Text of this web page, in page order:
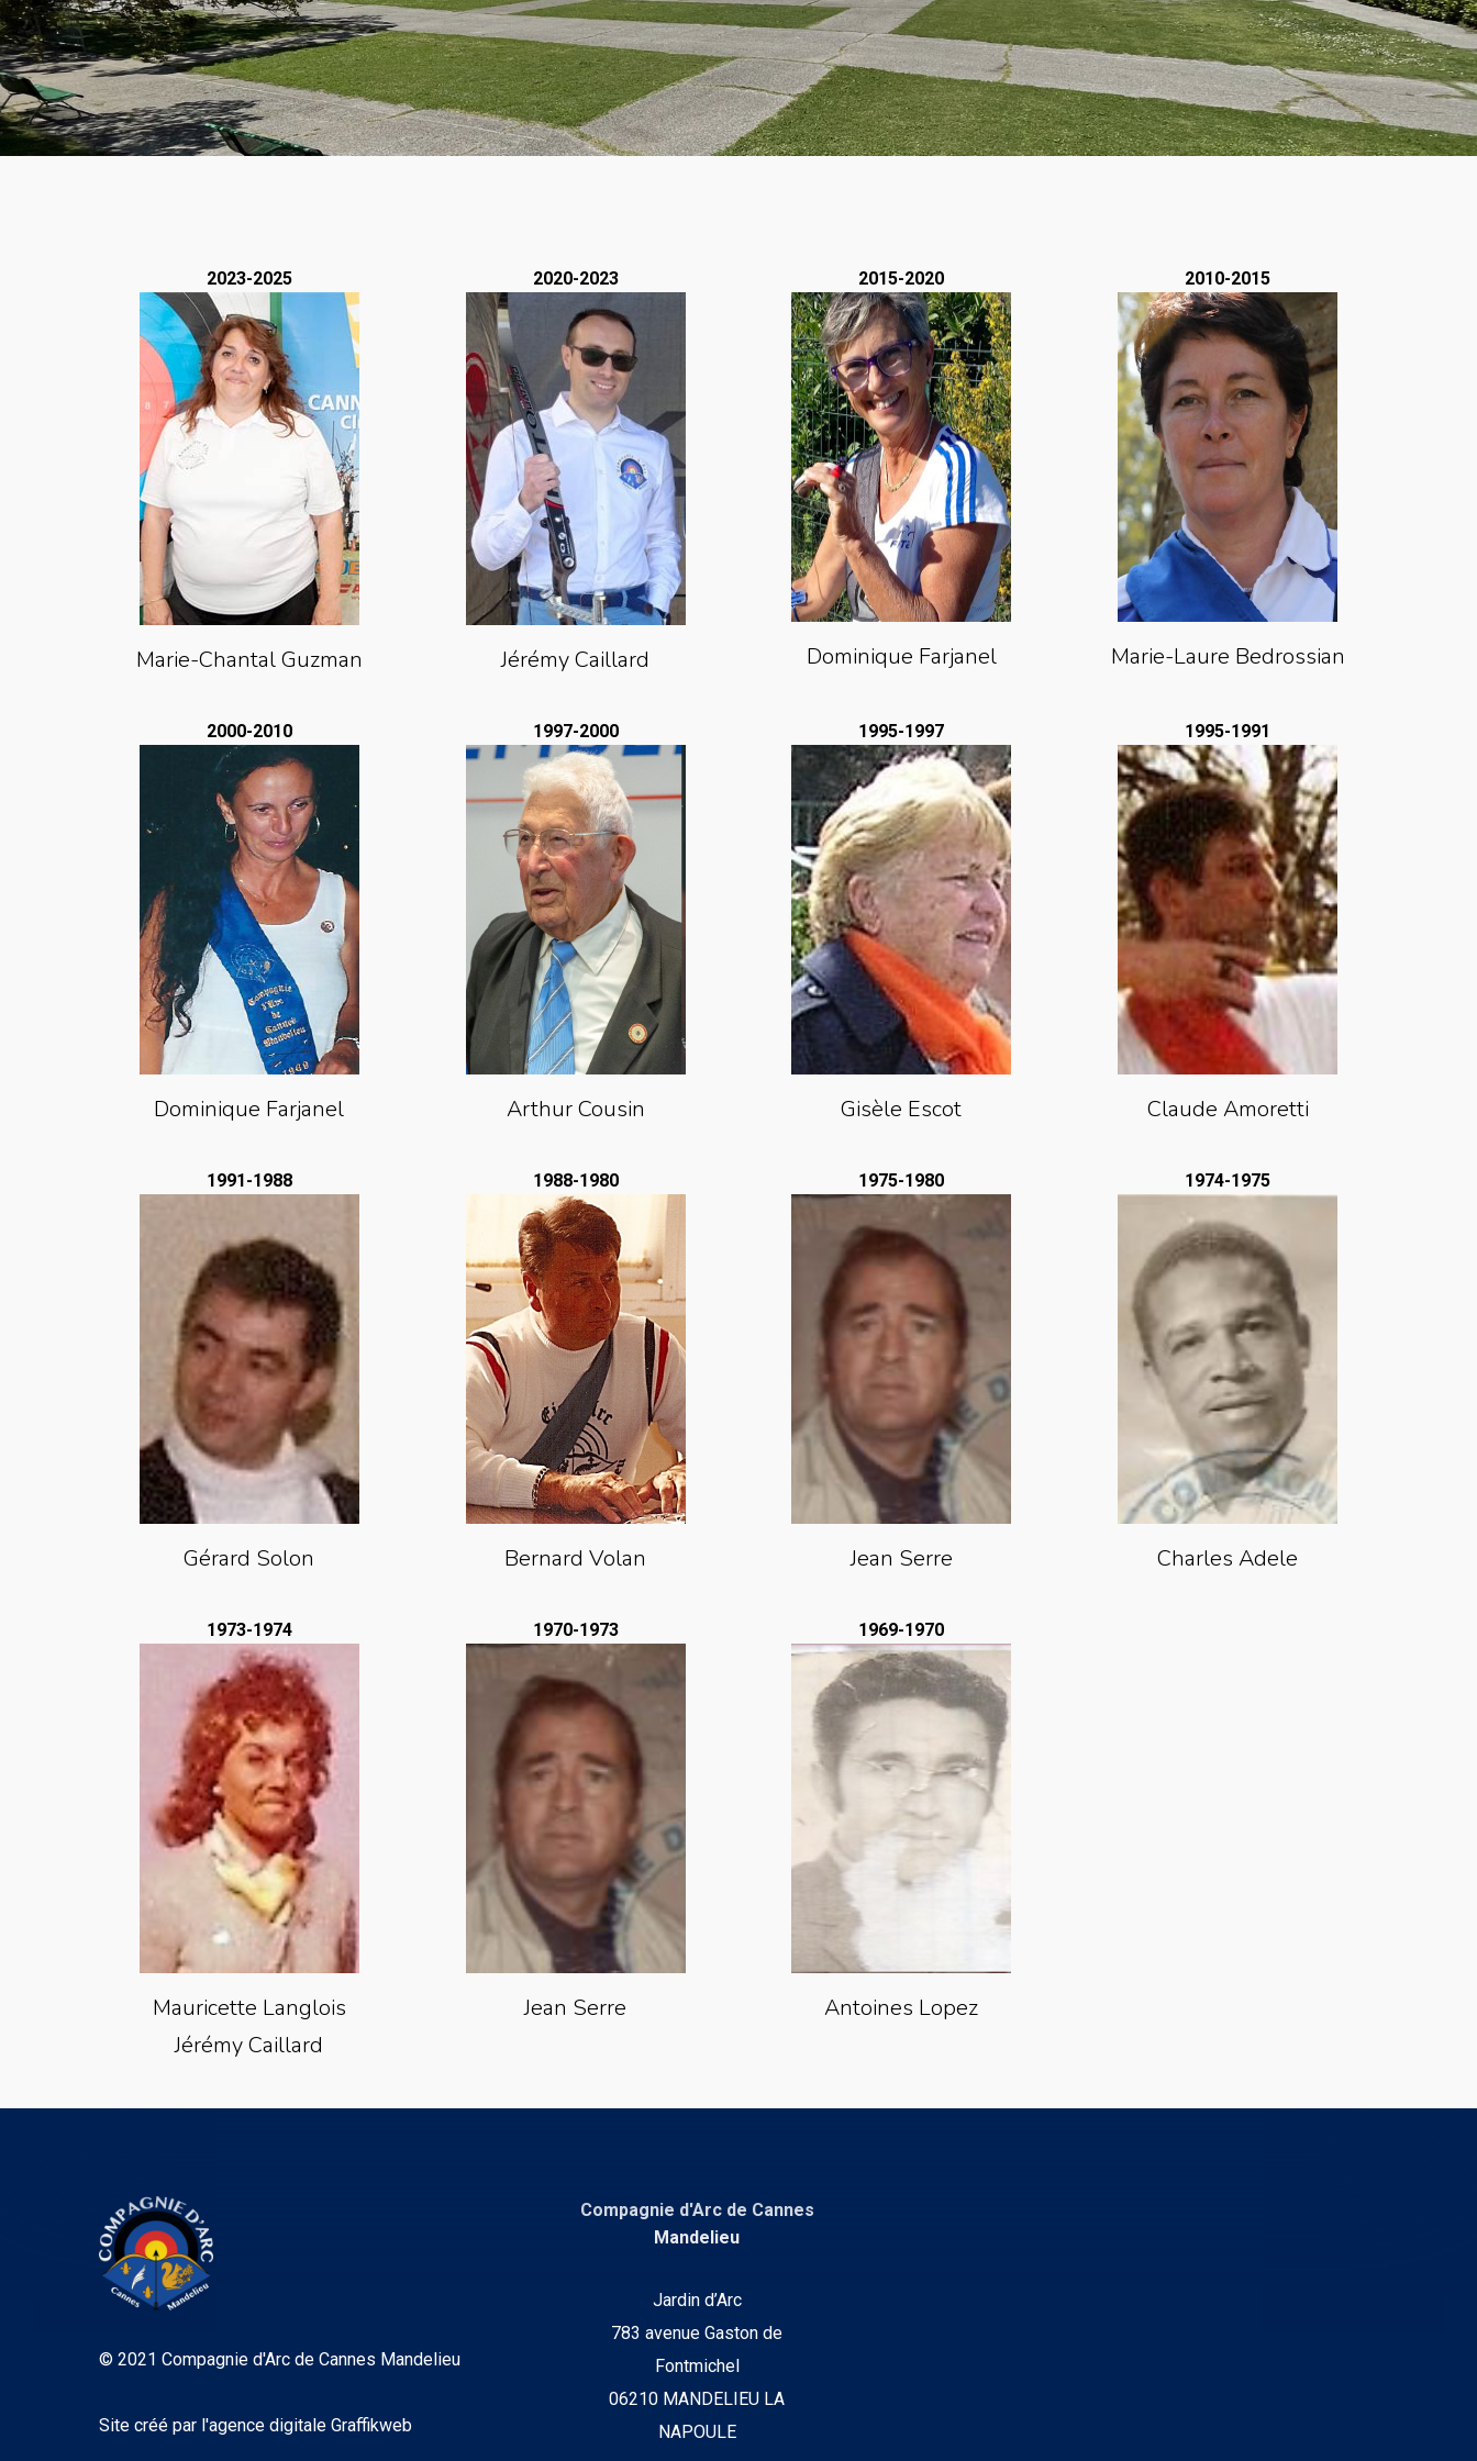
2023-2025
Marie-Chantal Guzman
2020-2023
Jérémy Caillard
2015-2020
Dominique Farjanel
2010-2015
Marie-Laure Bedrossian
2000-2010
Dominique Farjanel
1997-2000
Arthur Cousin
1995-1997
Gisèle Escot
1995-1991
Claude Amoretti
1991-1988
Gérard Solon
1988-1980
Bernard Volan
1975-1980
Jean Serre
1974-1975
Charles Adele
1973-1974
Mauricette Langlois
Jérémy Caillard
1970-1973
Jean Serre
1969-1970
Antoines Lopez
© 2021 Compagnie d'Arc de Cannes Mandelieu
Site créé par l'agence digitale Graffikweb
Compagnie d'Arc de Cannes
Mandelieu
Jardin d’Arc
783 avenue Gaston de
Fontmichel
06210 MANDELIEU LA
NAPOULE